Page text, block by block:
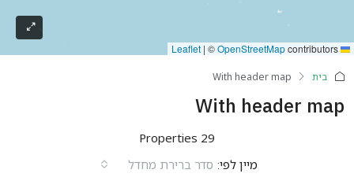
| ©OpenStreetMapcontributors
בית With header map
With header map
29 Properties
מיין לפי: סדר ברירת מחדל